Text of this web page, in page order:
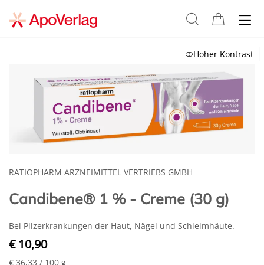
Hoher Kontrast
RATIOPHARM ARZNEIMITTEL VERTRIEBS GMBH
Candibene® 1 % - Creme (30 g)
Bei Pilzerkrankungen der Haut, Nägel und Schleimhäute.
€ 10,90
€ 36,33 / 100 g